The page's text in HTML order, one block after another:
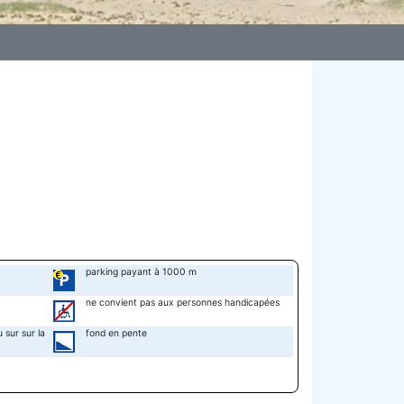
parking payant à 1000 m
ne convient pas aux personnes handicapées
sur sur la fond en pente